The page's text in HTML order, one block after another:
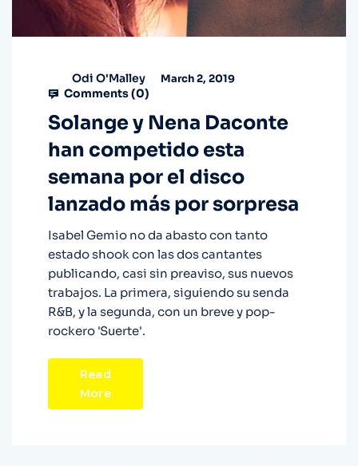
Odi O'Malley March 2, 2019
Comments (0)
Solange y Nena Daconte
han competido esta
semana por el disco
lanzado más por sorpresa
Isabel Gemio no da abasto con tanto
estado shook con las dos cantantes
publicando, casi sin preaviso, sus nuevos
trabajos. La primera, siguiendo su senda
R&B, y la segunda, con un breve y pop-
rockero 'Suerte'.
Read
More